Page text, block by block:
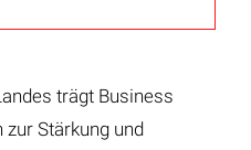
trägt Business
Stärkung und